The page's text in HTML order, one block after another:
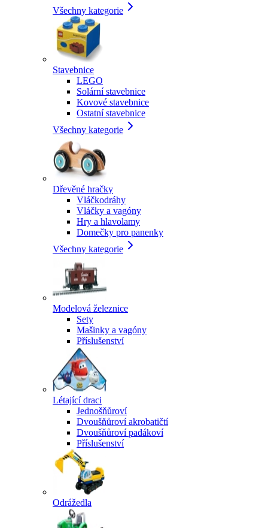
Všechny kategorie
Stavebnice
LEGO
Solární stavebnice
Kovové stavebnice
Ostatní stavebnice
Všechny kategorie
Dřevěné hračky
Vláčkodráhy
Vláčky a vagóny
Hry a hlavolamy
Domečky pro panenky
Všechny kategorie
Modelová železnice
Sety
Mašinky a vagóny
Příslušenství
Létající draci
Jednošňůroví
Dvoušňůroví akrobatičtí
Dvoušňůroví padákoví
Příslušenství
Odrážedla